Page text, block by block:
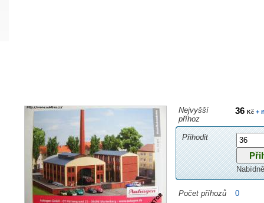
Nejvyšší
příhoz
36 Kč+
Přihodit
Počet příhozů
0